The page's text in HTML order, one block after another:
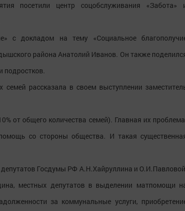
посетили центр соцобслуживания «Забота»
с докладом на тему «Социальное
района Анатолий Иванов. Он также
подростков.
рассказала в своем выступлении
от общего количества семей). Главная их
со стороны общества. И такая
Госдумы РФ А.Н.Хайруллина и
местных депутатов в выделении матпомощи
за коммунальные услуги,